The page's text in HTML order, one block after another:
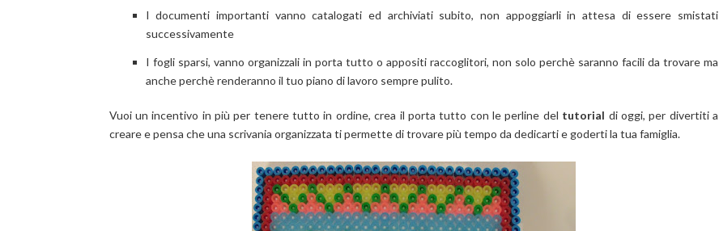
I documenti importanti vanno catalogati ed archiviati subito, non appoggiarli in attesa di essere smistati
successivamente
I fogli sparsi, vanno organizzali in porta tutto o appositi raccoglitori, non solo perchè saranno facili da trovare ma
anche perchè renderanno il tuo piano di lavoro sempre pulito.
Vuoi un incentivo in più per tenere tutto in ordine, crea il porta tutto con le perline del tutorial di oggi, per divertiti a
creare e pensa che una scrivania organizzata ti permette di trovare più tempo da dedicarti e goderti la tua famiglia.